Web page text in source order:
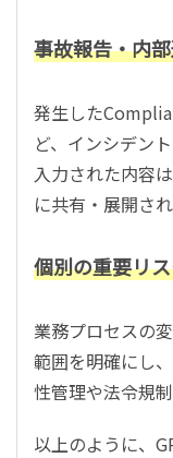
事故報告・内
発生した
ど、インシデン
入力された内容
に共有・展開され
個別の重要リ
業務プロセスの
範囲を明確にし
性管理や法令規
以上のように、